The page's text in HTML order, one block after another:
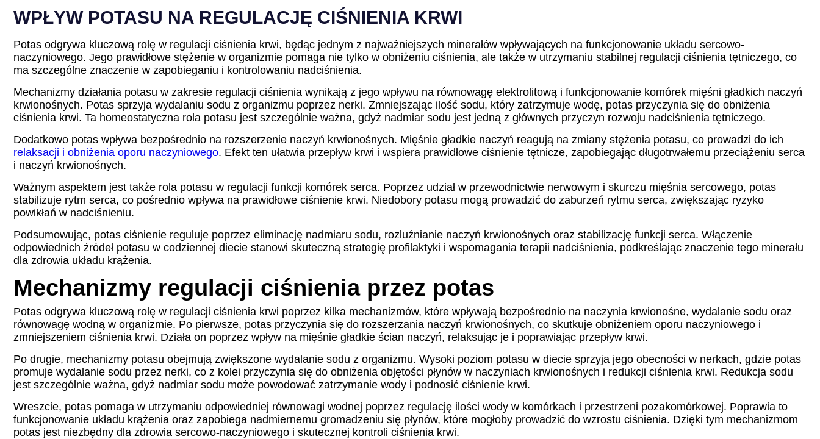
WPŁYW POTASU NA REGULACJĘ CIŚNIENIA KRWI
Potas odgrywa kluczową rolę w regulacji ciśnienia krwi, będąc jednym z najważniejszych minerałów wpływających na funkcjonowanie układu sercowo-
naczyniowego. Jego prawidłowe stężenie w organizmie pomaga nie tylko w obniżeniu ciśnienia, ale także w utrzymaniu stabilnej regulacji ciśnienia tętniczego, co
ma szczególne znaczenie w zapobieganiu i kontrolowaniu nadciśnienia.
Mechanizmy działania potasu w zakresie regulacji ciśnienia wynikają z jego wpływu na równowagę elektrolitową i funkcjonowanie komórek mięśni gładkich naczyń
krwionośnych. Potas sprzyja wydalaniu sodu z organizmu poprzez nerki. Zmniejszając ilość sodu, który zatrzymuje wodę, potas przyczynia się do obniżenia
ciśnienia krwi. Ta homeostatyczna rola potasu jest szczególnie ważna, gdyż nadmiar sodu jest jedną z głównych przyczyn rozwoju nadciśnienia tętniczego.
Dodatkowo potas wpływa bezpośrednio na rozszerzenie naczyń krwionośnych. Mięśnie gładkie naczyń reagują na zmiany stężenia potasu, co prowadzi do ich
relaksacji i obniżenia oporu naczyniowego. Efekt ten ułatwia przepływ krwi i wspiera prawidłowe ciśnienie tętnicze, zapobiegając długotrwałemu przeciążeniu serca
i naczyń krwionośnych.
Ważnym aspektem jest także rola potasu w regulacji funkcji komórek serca. Poprzez udział w przewodnictwie nerwowym i skurczu mięśnia sercowego, potas
stabilizuje rytm serca, co pośrednio wpływa na prawidłowe ciśnienie krwi. Niedobory potasu mogą prowadzić do zaburzeń rytmu serca, zwiększając ryzyko
powikłań w nadciśnieniu.
Podsumowując, potas ciśnienie reguluje poprzez eliminację nadmiaru sodu, rozluźnianie naczyń krwionośnych oraz stabilizację funkcji serca. Włączenie
odpowiednich źródeł potasu w codziennej diecie stanowi skuteczną strategię profilaktyki i wspomagania terapii nadciśnienia, podkreślając znaczenie tego minerału
dla zdrowia układu krążenia.
Mechanizmy regulacji ciśnienia przez potas
Potas odgrywa kluczową rolę w regulacji ciśnienia krwi poprzez kilka mechanizmów, które wpływają bezpośrednio na naczynia krwionośne, wydalanie sodu oraz
równowagę wodną w organizmie. Po pierwsze, potas przyczynia się do rozszerzania naczyń krwionośnych, co skutkuje obniżeniem oporu naczyniowego i
zmniejszeniem ciśnienia krwi. Działa on poprzez wpływ na mięśnie gładkie ścian naczyń, relaksując je i poprawiając przepływ krwi.
Po drugie, mechanizmy potasu obejmują zwiększone wydalanie sodu z organizmu. Wysoki poziom potasu w diecie sprzyja jego obecności w nerkach, gdzie potas
promuje wydalanie sodu przez nerki, co z kolei przyczynia się do obniżenia objętości płynów w naczyniach krwionośnych i redukcji ciśnienia krwi. Redukcja sodu
jest szczególnie ważna, gdyż nadmiar sodu może powodować zatrzymanie wody i podnosić ciśnienie krwi.
Wreszcie, potas pomaga w utrzymaniu odpowiedniej równowagi wodnej poprzez regulację ilości wody w komórkach i przestrzeni pozakomórkowej. Poprawia to
funkcjonowanie układu krążenia oraz zapobiega nadmiernemu gromadzeniu się płynów, które mogłoby prowadzić do wzrostu ciśnienia. Dzięki tym mechanizmom
potas jest niezbędny dla zdrowia sercowo-naczyniowego i skutecznej kontroli ciśnienia krwi.